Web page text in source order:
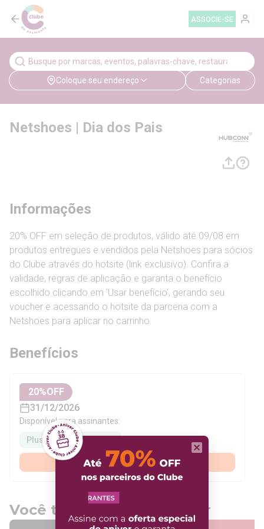
ASSOCIE-SE
Coloque seu endereço Categorias
Netshoes | Dia dos Pais
Informações
20% OFF em seleção de produtos, válido até 09/08 em
produtos entregues e vendidos pela Netshoes para sócios
do Clube através do hotsite (link exclusivo). Confira a
validade, regras de aplicação e garanta o benefício
escolhido clicando em 'Usar benefício', gerando seu
voucher e acessando o hotsite da parceria com a
Netshoes para aplicar no carrinho.
Benefícios
20%OFF
31/12/2026
Disponível para assinantes:
Plus
Premium
Assinar agora
Você também pode gostar